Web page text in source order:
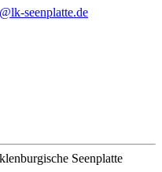
seenplatte.de
Seenplatte